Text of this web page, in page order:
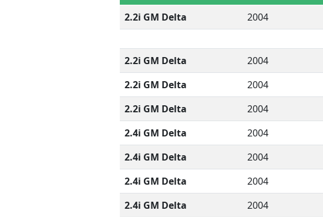
2.2i GM Delta
2004
2.2i GM Delta 2004
2.2i GM Delta
2004
2.2i GM Delta
2004
2.4i GM Delta
2004
2.4i GM Delta
2004
2.4i GM Delta
2004
2.4i GM Delta
2004